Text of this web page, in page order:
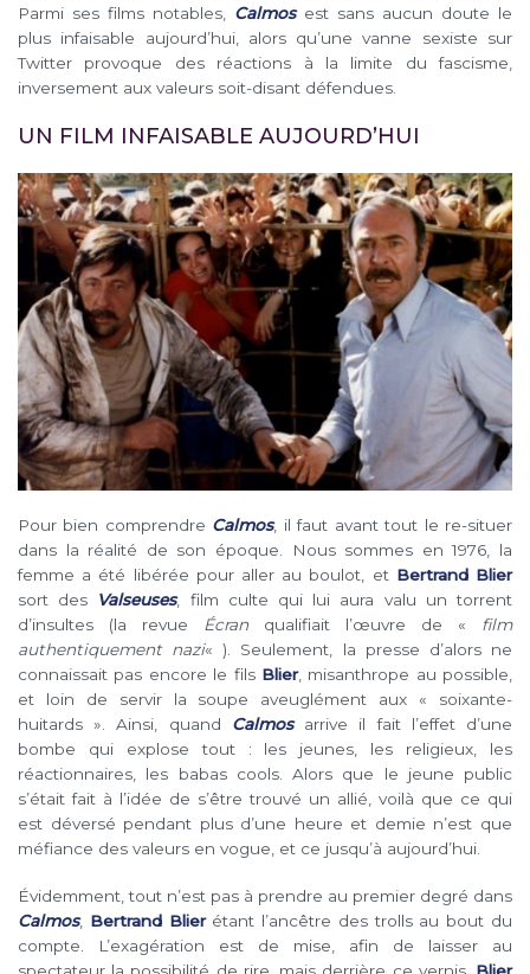
Parmi ses films notables, Calmos est sans aucun doute le
plus infaisable aujourd’hui, alors qu’une vanne sexiste sur
Twitter provoque des réactions à la limite du fascisme,
inversement aux valeurs soit-disant défendues.
UN FILM INFAISABLE AUJOURD’HUI
Pour bien comprendre Calmos, il faut avant tout le re-situer
dans la réalité de son époque. Nous sommes en 1976, la
femme a été libérée pour aller au boulot, et Bertrand Blier
sort des Valseuses, film culte qui lui aura valu un torrent
d’insultes (la revue
Écran qualifiait l’œuvre de «
film
authentiquement nazi« ). Seulement, la presse d’alors ne
connaissait pas encore le fils Blier, misanthrope au possible,
et loin de servir la soupe aveuglément aux « soixante-
huitards ». Ainsi, quand Calmos
arrive il fait l’effet d’une
bombe qui explose tout : les jeunes, les religieux, les
réactionnaires, les babas cools. Alors que le jeune public
s’était fait à l’idée de s’être trouvé un allié, voilà que ce qui
est déversé pendant plus d’une heure et demie n’est que
méfiance des valeurs en vogue, et ce jusqu’à aujourd’hui.
Évidemment, tout n’est pas à prendre au premier degré dans
Calmos, Bertrand Blierétant l’ancêtre des trolls au bout du
compte. L’exagération est de mise, afin de laisser au